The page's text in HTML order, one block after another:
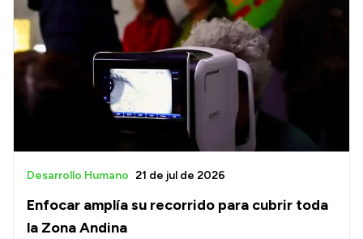
Enfocar amplía su recorrido para cubrir toda
la Zona Andina
Desarrollo Humano 21 de jul de 2026